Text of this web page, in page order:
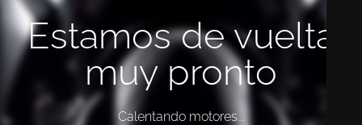
Estamos de vuelta
muy pronto
Calentando motores...